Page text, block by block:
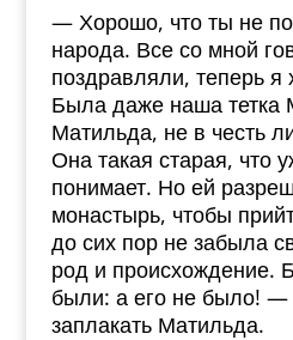
— Хорошо, что ты не
народа. Все со мной
поздравляли, теперь я
Была даже наша тетка
Матильда, не в честь
Она такая старая, что
понимает. Но ей
монастырь, чтобы
до сих пор не забыла
род и происхождение.
были: а его не было! —
заплакать Матильда.